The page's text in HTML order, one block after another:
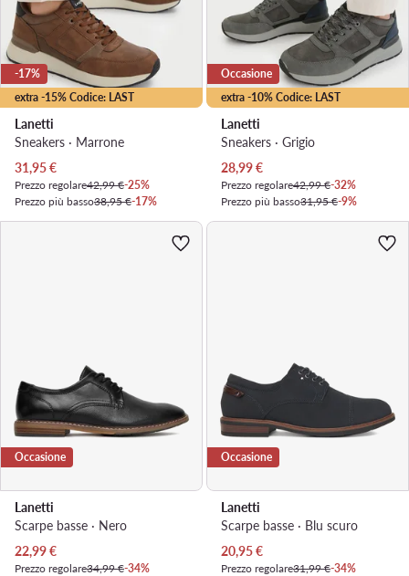
extra -15% Codice: LAST
-17%
Lanetti
Sneakers · Marrone
Prezzo attuale
31,95€
Prezzo regolare42,99 €-25%
Prezzo più basso38,95 €-17%
extra -10% Codice: LAST
Occasione
Lanetti
Sneakers · Grigio
Prezzo attuale
28,99€
Prezzo regolare42,99 €-32%
Prezzo più basso31,95 €-9%
Occasione
Lanetti
Scarpe basse · Nero
Prezzo attuale
22,99€
Prezzo regolare34,99 €-34%
Occasione
Lanetti
Scarpe basse · Blu scuro
Prezzo attuale
20,95€
Prezzo regolare31,99 €-34%